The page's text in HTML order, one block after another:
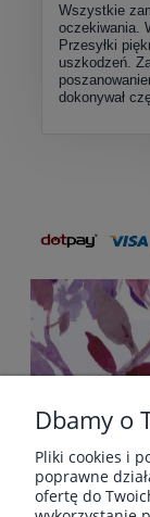
Wszystkie
oczekiwania.
Przesyłki
uszkodzeń.
dokonywał
Dbamy o
Pliki cookies i
poprawne
ofertę do